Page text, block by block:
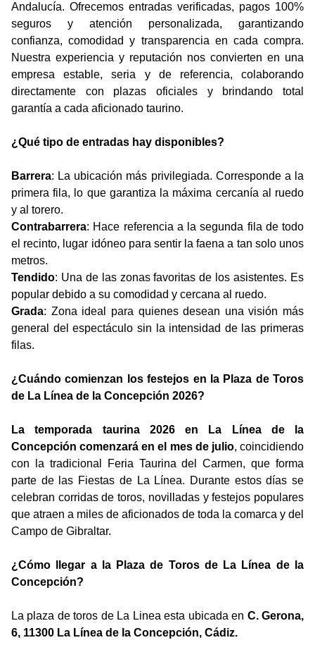
Andalucía. Ofrecemos entradas verificadas, pagos 100%
seguros y atención personalizada, garantizando
confianza, comodidad y transparencia en cada compra.
Nuestra experiencia y reputación nos convierten en una
empresa estable, seria y de referencia, colaborando
directamente con plazas oficiales y brindando total
garantía a cada aficionado taurino.
¿Qué tipo de entradas hay disponibles?
Barrera: La ubicación más privilegiada. Corresponde a la
primera fila, lo que garantiza la máxima cercanía al ruedo
y al torero.
Contrabarrera: Hace referencia a la segunda fila de todo
el recinto, lugar idóneo para sentir la faena a tan solo unos
metros.
Tendido: Una de las zonas favoritas de los asistentes. Es
popular debido a su comodidad y cercana al ruedo.
Grada: Zona ideal para quienes desean una visión más
general del espectáculo sin la intensidad de las primeras
filas.
¿Cuándo comienzan los festejos en la Plaza de Toros
de La Línea de la Concepción 2026?
La temporada taurina 2026 en La Línea de la
Concepción comenzará en el mes de julio, coincidiendo
con la tradicional Feria Taurina del Carmen, que forma
parte de las Fiestas de La Línea. Durante estos días se
celebran corridas de toros, novilladas y festejos populares
que atraen a miles de aficionados de toda la comarca y del
Campo de Gibraltar.
¿Cómo llegar a la Plaza de Toros de La Línea de la
Concepción?
La plaza de toros de La Linea esta ubicada en C. Gerona,
6, 11300 La Línea de la Concepción, Cádiz.